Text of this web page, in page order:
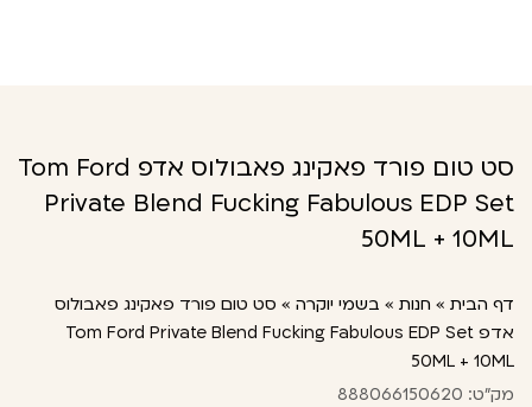
סט טום פורד פאקינג פאבולוס אדפ Tom Ford
Private Blend Fucking Fabulous EDP Set
50ML + 10ML
דף הבית » חנות » בשמי יוקרה » סט טום פורד פאקינג פאבולוס
אדפ Tom Ford Private Blend Fucking Fabulous EDP Set
50ML + 10ML
מק"ט: 888066150620